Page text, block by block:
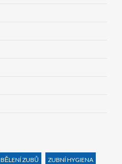
BĚLENÍ ZUBŮ ZUBNÍ HYGIENA